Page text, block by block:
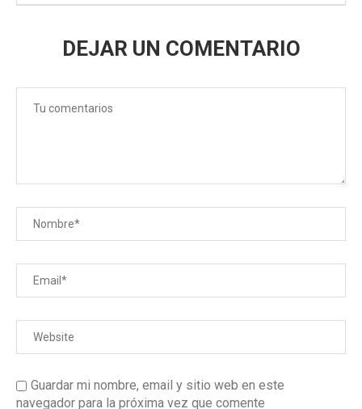
DEJAR UN COMENTARIO
Guardar mi nombre, email y sitio web en este
navegador para la próxima vez que comente